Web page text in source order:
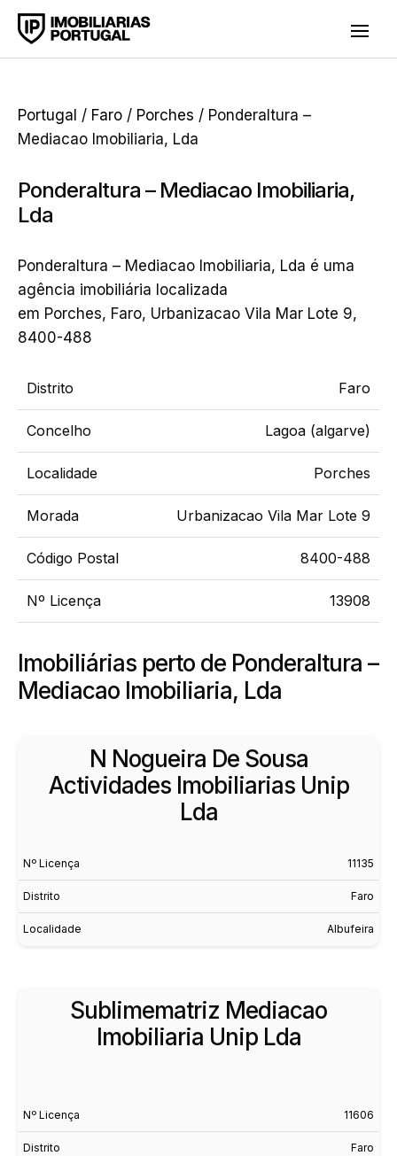
Portugal / Faro / Porches / Ponderaltura –
Mediacao Imobiliaria, Lda
Ponderaltura – Mediacao Imobiliaria,
Lda
Ponderaltura – Mediacao Imobiliaria, Lda é uma
agência imobiliária localizada
em Porches, Faro, Urbanizacao Vila Mar Lote 9,
8400-488
Distrito Faro
Concelho Lagoa (algarve)
Localidade Porches
Morada Urbanizacao Vila Mar Lote 9
Código Postal 8400-488
Nº Licença 13908
Imobiliárias perto de Ponderaltura –
Mediacao Imobiliaria, Lda
N Nogueira De Sousa
Actividades Imobiliarias Unip
Lda
Nº Licença 11135
Distrito Faro
Localidade Albufeira
Sublimematriz Mediacao
Imobiliaria Unip Lda
Nº Licença 11606
Distrito Faro